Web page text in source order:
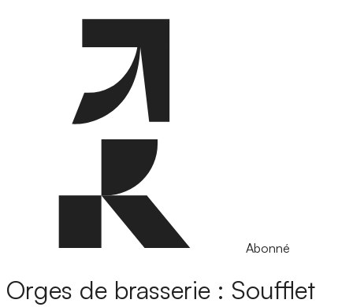
Abonné
Orges de brasserie : Soufflet